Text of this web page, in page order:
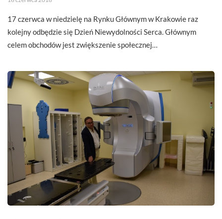
17 czerwca w niedzielę na Rynku Głównym w Krakowie raz
kolejny odbędzie się Dzień Niewydolności Serca. Głównym
celem obchodów jest zwiększenie społecznej…